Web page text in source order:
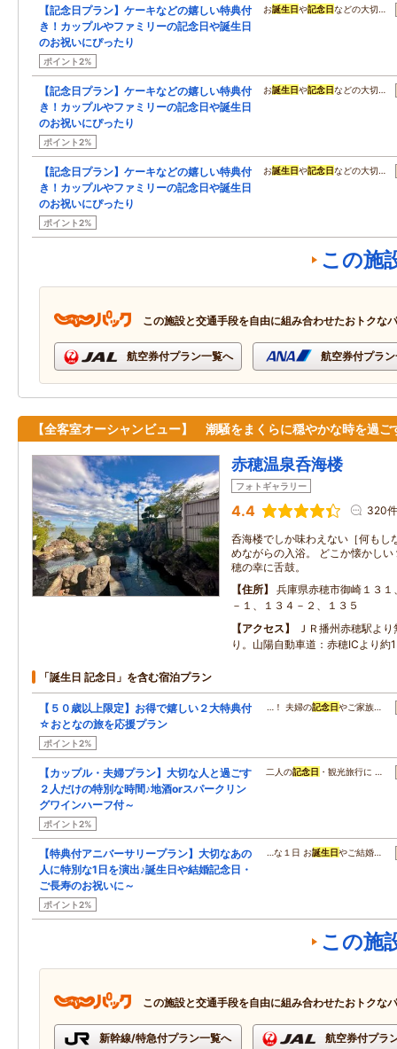
【記念日プラン】ケーキなどの嬉しい特典付
き！カップルやファミリーの記念日や誕生日
のお祝いにぴったり
ポイント2%
お誕生日や記念日などの大切…
【記念日プラン】ケーキなどの嬉しい特典付
き！カップルやファミリーの記念日や誕生日
のお祝いにぴったり
ポイント2%
お誕生日や記念日などの大切…
【記念日プラン】ケーキなどの嬉しい特典付
き！カップルやファミリーの記念日や誕生日
のお祝いにぴったり
ポイント2%
お誕生日や記念日などの大切…
この施
この施設と交通手段を自由に組み合わせたおトクな
航空券付プラン一覧へ 航空券付プラ
【全客室オーシャンビュー】 潮騒をまくらに穏やかな時を過ご
赤穂温泉呑海楼
フォトギャラリー
4.4 320件
呑海楼でしか味わえない［何もし
めながらの入浴。 どこか懐かし
穂の幸に舌鼓。
住所
兵庫県赤穂市御崎１３
－１、１３４－２、１３５
アクセス
ＪＲ播州赤穂駅よ
り。山陽自動車道：赤穂ICより約
「誕生日 記念日」を含む宿泊プラン
【５０歳以上限定】お得で嬉しい２大特典付
☆おとなの旅を応援プラン
ポイント2%
…！ 夫婦の記念日やご家族…
【カップル・夫婦プラン】大切な人と過ごす
２人だけの特別な時間♪地酒orスパークリン
グワインハーフ付～
ポイント2%
二人の記念日 ・観光旅行に …
【特典付アニバーサリープラン】大切なあの
人に特別な1日を演出♪誕生日や結婚記念日・
ご長寿のお祝いに～
ポイント2%
…な１日 お誕生日やご結婚…
この施
この施設と交通手段を自由に組み合わせたおトクな
新幹線/特急付プラン一覧へ 航空券付プラ